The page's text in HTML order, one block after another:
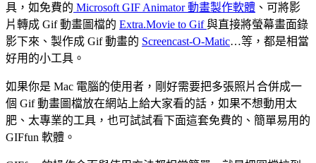
具，如免費的 Microsoft GIF Animator 動畫製作軟體 、可將影
片轉成 Gif 動畫圖檔的 Extra.Movie to Gif與直接將螢幕畫面錄
影下來、製作成 Gif 動畫的 Screencast-O-Matic…等，都是相當
好用的小工具。
如果你是 Mac 電腦的使用者，剛好需要把多張照片合併成一
個 Gif 動畫圖檔放在網站上給大家看的話，如果不想動用太
肥、太專業的工具，也可試試看下面這套免費的、簡單易用的
GIFfun 軟體。